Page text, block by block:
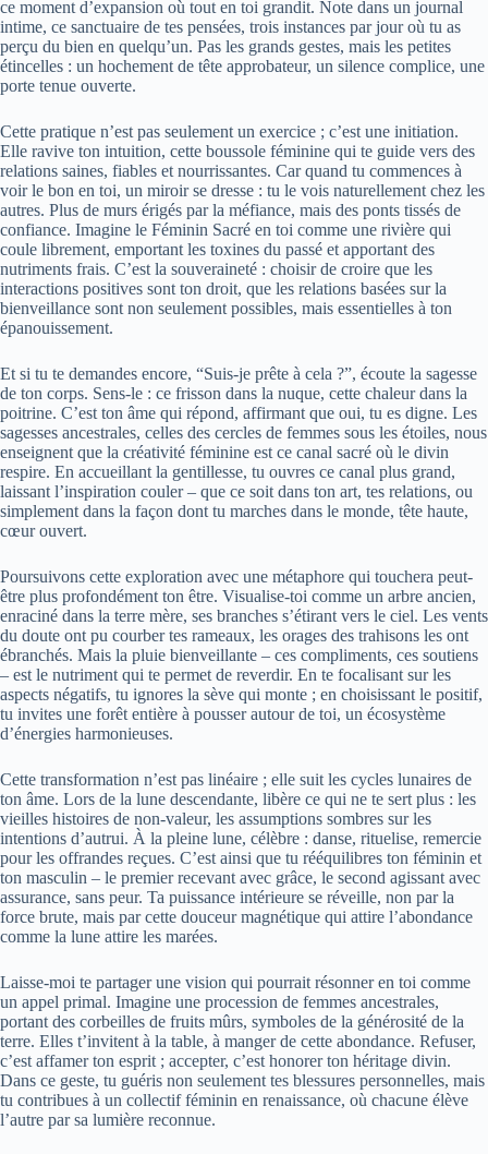
ce moment d’expansion où tout en toi grandit. Note dans un journal
intime, ce sanctuaire de tes pensées, trois instances par jour où tu as
perçu du bien en quelqu’un. Pas les grands gestes, mais les petites
étincelles : un hochement de tête approbateur, un silence complice, une
porte tenue ouverte.
Cette pratique n’est pas seulement un exercice ; c’est une initiation.
Elle ravive ton intuition, cette boussole féminine qui te guide vers des
relations saines, fiables et nourrissantes. Car quand tu commences à
voir le bon en toi, un miroir se dresse : tu le vois naturellement chez les
autres. Plus de murs érigés par la méfiance, mais des ponts tissés de
confiance. Imagine le Féminin Sacré en toi comme une rivière qui
coule librement, emportant les toxines du passé et apportant des
nutriments frais. C’est la souveraineté : choisir de croire que les
interactions positives sont ton droit, que les relations basées sur la
bienveillance sont non seulement possibles, mais essentielles à ton
épanouissement.
Et si tu te demandes encore, “Suis-je prête à cela ?”, écoute la sagesse
de ton corps. Sens-le : ce frisson dans la nuque, cette chaleur dans la
poitrine. C’est ton âme qui répond, affirmant que oui, tu es digne. Les
sagesses ancestrales, celles des cercles de femmes sous les étoiles, nous
enseignent que la créativité féminine est ce canal sacré où le divin
respire. En accueillant la gentillesse, tu ouvres ce canal plus grand,
laissant l’inspiration couler – que ce soit dans ton art, tes relations, ou
simplement dans la façon dont tu marches dans le monde, tête haute,
cœur ouvert.
Poursuivons cette exploration avec une métaphore qui touchera peut-
être plus profondément ton être. Visualise-toi comme un arbre ancien,
enraciné dans la terre mère, ses branches s’étirant vers le ciel. Les vents
du doute ont pu courber tes rameaux, les orages des trahisons les ont
ébranchés. Mais la pluie bienveillante – ces compliments, ces soutiens
– est le nutriment qui te permet de reverdir. En te focalisant sur les
aspects négatifs, tu ignores la sève qui monte ; en choisissant le positif,
tu invites une forêt entière à pousser autour de toi, un écosystème
d’énergies harmonieuses.
Cette transformation n’est pas linéaire ; elle suit les cycles lunaires de
ton âme. Lors de la lune descendante, libère ce qui ne te sert plus : les
vieilles histoires de non-valeur, les assumptions sombres sur les
intentions d’autrui. À la pleine lune, célèbre : danse, rituelise, remercie
pour les offrandes reçues. C’est ainsi que tu rééquilibres ton féminin et
ton masculin – le premier recevant avec grâce, le second agissant avec
assurance, sans peur. Ta puissance intérieure se réveille, non par la
force brute, mais par cette douceur magnétique qui attire l’abondance
comme la lune attire les marées.
Laisse-moi te partager une vision qui pourrait résonner en toi comme
un appel primal. Imagine une procession de femmes ancestrales,
portant des corbeilles de fruits mûrs, symboles de la générosité de la
terre. Elles t’invitent à la table, à manger de cette abondance. Refuser,
c’est affamer ton esprit ; accepter, c’est honorer ton héritage divin.
Dans ce geste, tu guéris non seulement tes blessures personnelles, mais
tu contribues à un collectif féminin en renaissance, où chacune élève
l’autre par sa lumière reconnue.